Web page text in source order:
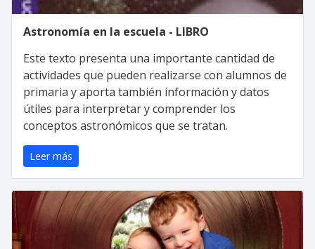
Astronomía en la escuela - LIBRO
Este texto presenta una importante cantidad de
actividades que pueden realizarse con alumnos de
primaria y aporta también información y datos
útiles para interpretar y comprender los
conceptos astronómicos que se tratan.
Leer más